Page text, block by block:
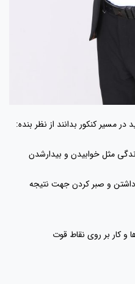
مسیر کنکور بدانند از نظر بنده:
مثل خوابیدن و بیدارشدن
داشتن و صبر کردن جهت نتیجه
کار بر روی نقاط قوت